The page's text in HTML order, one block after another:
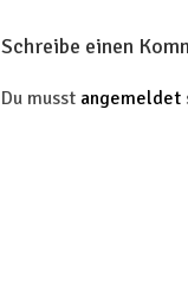
Schreibe einen
Du musst angemeldet